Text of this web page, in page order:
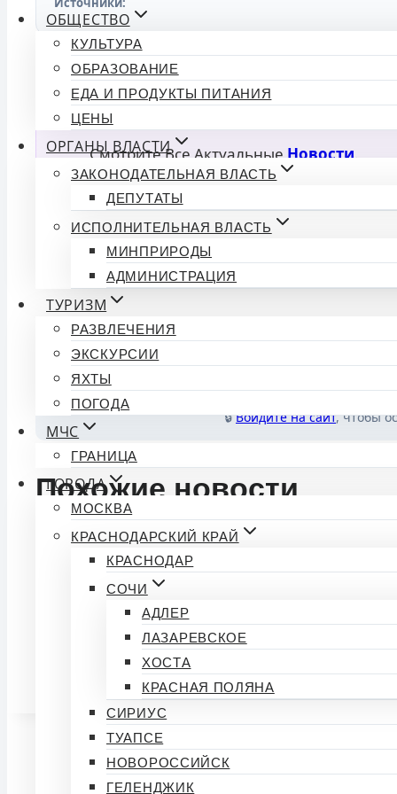
ОБЩЕСТВО
КУЛЬТУРА
ОБРАЗОВАНИЕ
ЕДА И ПРОДУКТЫ ПИТАНИЯ
ЦЕНЫ
ОРГАНЫ ВЛАСТИ
ЗАКОНОДАТЕЛЬНАЯ ВЛАСТЬ
ДЕПУТАТЫ
ИСПОЛНИТЕЛЬНАЯ ВЛАСТЬ
МИНПРИРОДЫ
АДМИНИСТРАЦИЯ
ТУРИЗМ
РАЗВЛЕЧЕНИЯ
ЭКСКУРСИИ
ЯХТЫ
ПОГОДА
МЧС
ГРАНИЦА
ГОРОДА
МОСКВА
КРАСНОДАРСКИЙ КРАЙ
КРАСНОДАР
СОЧИ
АДЛЕР
ЛАЗАРЕВСКОЕ
ХОСТА
КРАСНАЯ ПОЛЯНА
СИРИУС
ТУАПСЕ
НОВОРОССИЙСК
ГЕЛЕНДЖИК
💬 Спросить ИИ об этой новости
Нейросеть прочитала статью и готова ответить на
Смотрите Все Актуальные Новости.
Обсуждение (0)
Комментариев пока нет. Будьте первым!
🔒Войдите на сайт, чтобы
Похожие новости
🔁🖼 Сочинцы участвуют в краевом молодежном
🖼 Молодые сочинцы могут принять участие в
Краснодарцы могут подать заявку на участие в